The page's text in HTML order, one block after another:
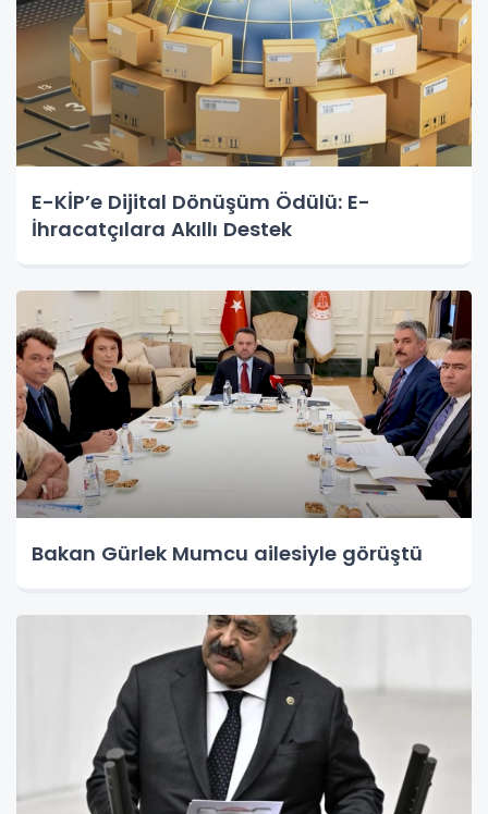
E-KİP’e Dijital Dönüşüm Ödülü: E-
İhracatçılara Akıllı Destek
Bakan Gürlek Mumcu ailesiyle görüştü